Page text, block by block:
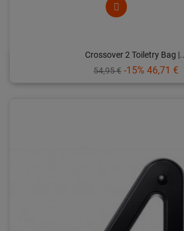
Crossover 2 Toiletry Bag
Prix
54,95 € -15% Prix
46,71 €